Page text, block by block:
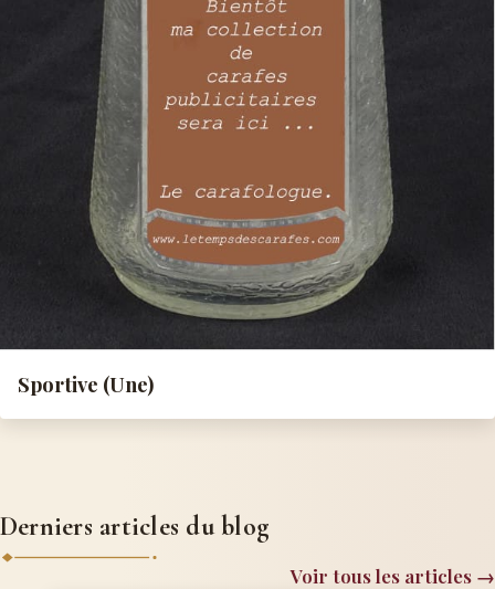
Sportive (Une)
Derniers articles du blog
Voir tous les articles →